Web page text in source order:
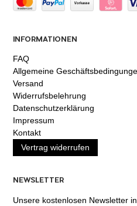
INFORMATIONEN
FAQ
Allgemeine
Versand
Widerrufsbelehrung
Datenschutzerklärung
Impressum
Kontakt
Vertrag widerrufen
NEWSLETTER
Unsere kostenlosen Newsletter